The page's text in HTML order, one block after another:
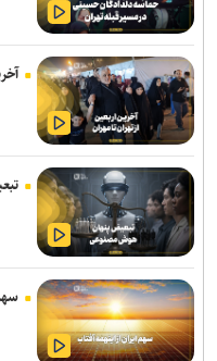
هدف‌گذاری شده است
افزایش احتمال انتقال
دام/ کنترل تب دنگی از
ادعای نماینده مجلس درباره
صحت ندارد
سارق کامپیوتر ماشین‌های
تمدید معافیت سربازی مشمولان
رشد ۴۲ درصدی سازش در شورای حل اختلاف استان تهران
وزیر بهداشت: سلامت مردم